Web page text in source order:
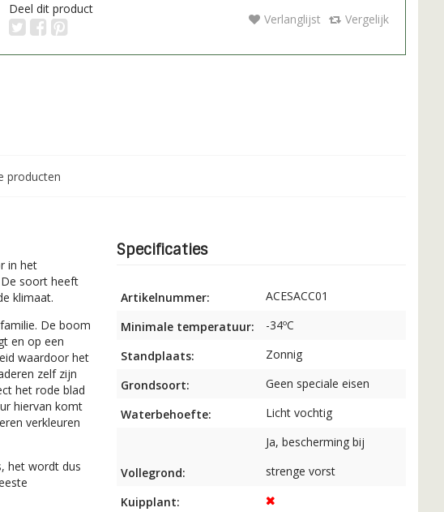
Deel dit product
Verlanglijst Vergelijk
producten
in het
soort heeft
klimaat.
De boom
en op een
waardoor het
zelf zijn
het rode blad
hiervan komt
verkleuren
het wordt dus
Specificaties
Artikelnummer:
ACESACC01
Minimale temperatuur:
-34ºC
Standplaats:
Zonnig
Grondsoort:
Geen speciale eisen
Waterbehoefte:
Licht vochtig
Vollegrond:
Ja, bescherming bij
strenge vorst
Kuipplant: